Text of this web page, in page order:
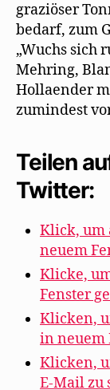
graziöser
bedarf, zum
„Wuchs sich
Mehring,
Hollaender
zumindest
Teilen
Twitter:
Klick, um
neuem
Klicke,
Fenster
Klicken,
in neuem
Klicken,
E-Mail zu